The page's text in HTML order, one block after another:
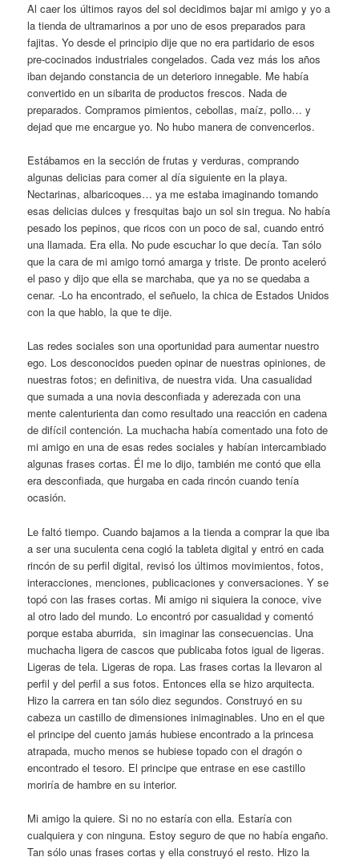
Al caer los últimos rayos del sol decidimos bajar mi amigo y yo a
la tienda de ultramarinos a por uno de esos preparados para
fajitas. Yo desde el principio dije que no era partidario de esos
pre-cocinados industriales congelados. Cada vez más los años
iban dejando constancia de un deterioro innegable. Me había
convertido en un sibarita de productos frescos. Nada de
preparados. Compramos pimientos, cebollas, maíz, pollo… y
dejad que me encargue yo. No hubo manera de convencerlos.
Estábamos en la sección de frutas y verduras, comprando
algunas delicias para comer al día siguiente en la playa.
Nectarinas, albaricoques… ya me estaba imaginando tomando
esas delicias dulces y fresquitas bajo un sol sin tregua. No había
pesado los pepinos, que ricos con un poco de sal, cuando entró
una llamada. Era ella. No pude escuchar lo que decía. Tan sólo
que la cara de mi amigo tornó amarga y triste. De pronto aceleró
el paso y dijo que ella se marchaba, que ya no se quedaba a
cenar. -Lo ha encontrado, el señuelo, la chica de Estados Unidos
con la que hablo, la que te dije.
Las redes sociales son una oportunidad para aumentar nuestro
ego. Los desconocidos pueden opinar de nuestras opiniones, de
nuestras fotos; en definitiva, de nuestra vida. Una casualidad
que sumada a una novia desconfiada y aderezada con una
mente calenturienta dan como resultado una reacción en cadena
de difícil contención. La muchacha había comentado una foto de
mi amigo en una de esas redes sociales y habían intercambiado
algunas frases cortas. Él me lo dijo, también me contó que ella
era desconfiada, que hurgaba en cada rincón cuando tenía
ocasión.
Le faltó tiempo. Cuando bajamos a la tienda a comprar la que iba
a ser una suculenta cena cogió la tableta digital y entró en cada
rincón de su perfil digital, revisó los últimos movimientos, fotos,
interacciones, menciones, publicaciones y conversaciones. Y se
topó con las frases cortas. Mi amigo ni siquiera la conoce, vive
al otro lado del mundo. Lo encontró por casualidad y comentó
porque estaba aburrida, sin imaginar las consecuencias. Una
muchacha ligera de cascos que publicaba fotos igual de ligeras.
Ligeras de tela. Ligeras de ropa. Las frases cortas la llevaron al
perfil y del perfil a sus fotos. Entonces ella se hizo arquitecta.
Hizo la carrera en tan sólo diez segundos. Construyó en su
cabeza un castillo de dimensiones inimaginables. Uno en el que
el principe del cuento jamás hubiese encontrado a la princesa
atrapada, mucho menos se hubiese topado con el dragón o
encontrado el tesoro. El principe que entrase en ese castillo
moriría de hambre en su interior.
Mi amigo la quiere. Si no no estaría con ella. Estaría con
cualquiera y con ninguna. Estoy seguro de que no había engaño.
Tan sólo unas frases cortas y ella construyó el resto. Hizo la